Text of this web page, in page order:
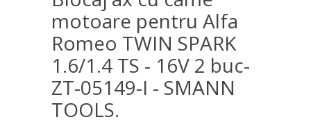
motoare pentru Alfa
Romeo TWIN SPARK
1.6/1.4 TS - 16V 2 buc-
ZT-05149-I - SMANN
TOOLS.